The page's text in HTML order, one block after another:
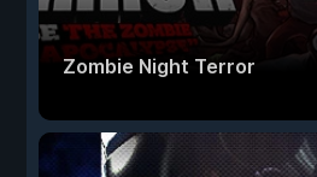
Zombie Night Terror